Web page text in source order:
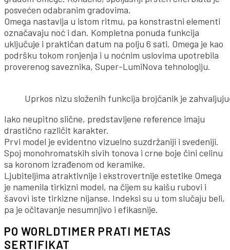
posvećen odabranim gradovima.
Omega nastavlja u istom ritmu, pa konstrastni elementi
označavaju noć i dan. Kompletna ponuda funkcija
uključuje i praktičan datum na polju 6 sati. Omega je kao
podršku tokom ronjenja i u noćnim uslovima upotrebila
proverenog saveznika, Super-LumiNova tehnologiju.
Uprkos nizu složenih funkcija brojčanik je
Iako neupitno slične, predstavljene reference imaju
drastično različit karakter.
Prvi model je evidentno vizuelno suzdržaniji i svedeniji.
Spoj monohromatskih sivih tonova i crne boje čini celinu
sa koronom izrađenom od keramike.
Ljubiteljima atraktivnije i ekstrovertnije estetike Omega
je namenila tirkizni model, na čijem su kaišu rubovi i
šavovi iste tirkizne nijanse. Indeksi su u tom slučaju beli,
pa je očitavanje nesumnjivo i efikasnije.
PO WORLDTIMER PRATI METAS
SERTIFIKAT